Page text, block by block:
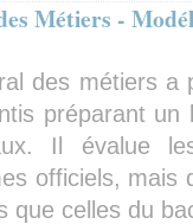
Métiers -
des métiers a
préparant un
Il évalue
officiels, mais
que celles du